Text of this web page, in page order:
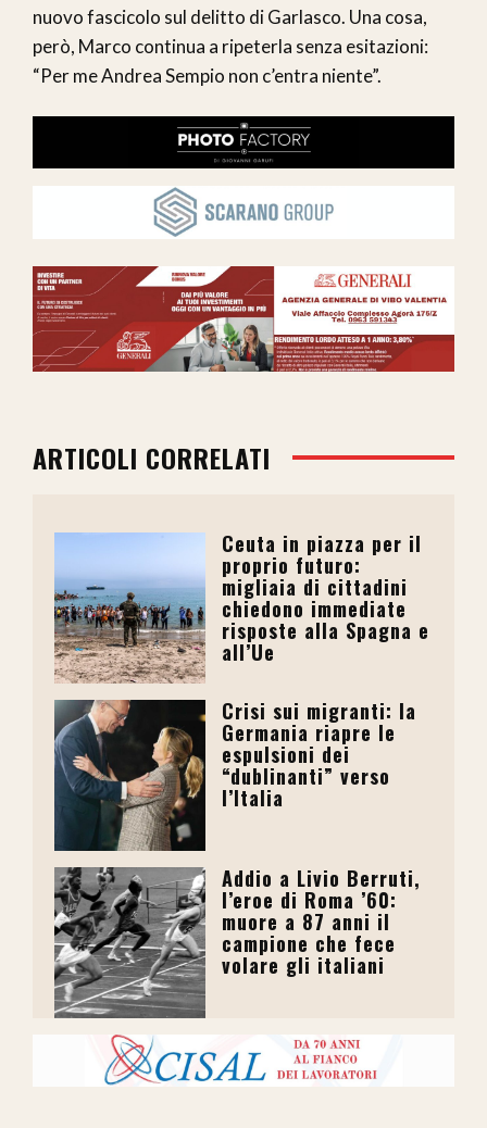
nuovo fascicolo sul delitto di Garlasco. Una cosa,
però, Marco continua a ripeterla senza esitazioni:
“Per me Andrea Sempio non c’entra niente”.
ARTICOLI CORRELATI
Ceuta in piazza per il
proprio futuro:
migliaia di cittadini
chiedono immediate
risposte alla Spagna e
all’Ue
Crisi sui migranti: la
Germania riapre le
espulsioni dei
“dublinanti” verso
l’Italia
Addio a Livio Berruti,
l’eroe di Roma ’60:
muore a 87 anni il
campione che fece
volare gli italiani